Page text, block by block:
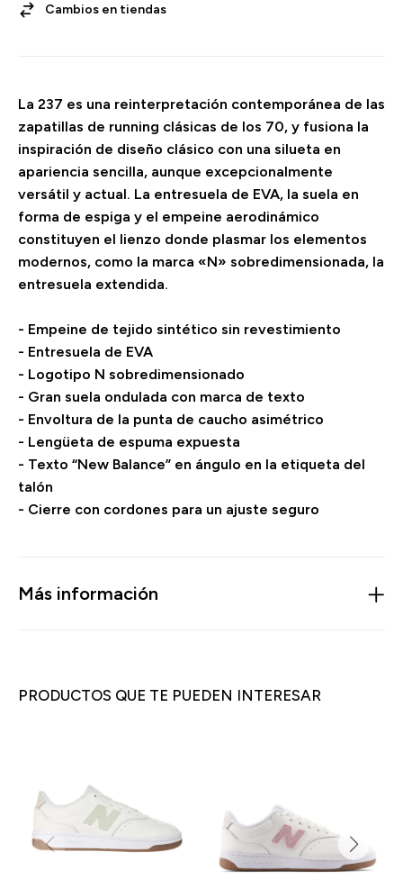
Cambios en tiendas
La 237 es una reinterpretación contemporánea de las
zapatillas de running clásicas de los 70, y fusiona la
inspiración de diseño clásico con una silueta en
apariencia sencilla, aunque excepcionalmente
versátil y actual. La entresuela de EVA, la suela en
forma de espiga y el empeine aerodinámico
constituyen el lienzo donde plasmar los elementos
modernos, como la marca «N» sobredimensionada, la
entresuela extendida.
- Empeine de tejido sintético sin revestimiento
- Entresuela de EVA
- Logotipo N sobredimensionado
- Gran suela ondulada con marca de texto
- Envoltura de la punta de caucho asimétrico
- Lengüeta de espuma expuesta
- Texto “New Balance” en ángulo en la etiqueta del
talón
- Cierre con cordones para un ajuste seguro
Más información
PRODUCTOS QUE TE PUEDEN INTERESAR